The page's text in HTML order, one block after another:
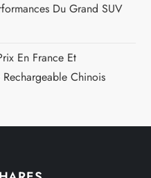
Du Grand SUV
En France Et
Chinois